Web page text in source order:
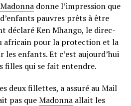
Madonna donne l’im­pres­sion que
pauvres prêts à être
déclaré Ken Mhango, le direc­
afri­cain pour la protec­tion et la
les enfants. Et c’est aujourd’hui
filles qui se fait entendre.
deux fillettes, a assuré au Mail
pas queMadonna allait les